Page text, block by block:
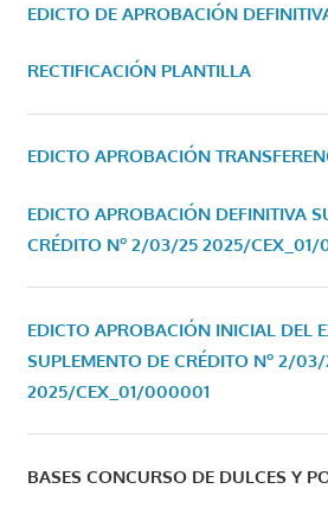
EDICTO DE APROBACIÓN
RECTIFICACIÓN PLANTILLA
EDICTO APROBACIÓN
EDICTO APROBACIÓN DEFINITIVA
CRÉDITO Nº 2/03/25 2025/CEX_01/
EDICTO APROBACIÓN INICIAL DEL
SUPLEMENTO DE CRÉDITO Nº 2/
2025/CEX_01/000001
BASES CONCURSO DE DULCES Y